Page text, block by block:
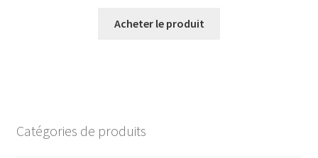
Acheter le produit
Catégories de produits